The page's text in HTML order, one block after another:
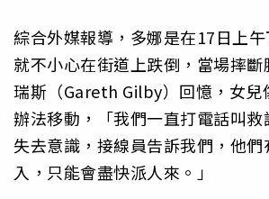
綜合外媒報導，多娜是在17日上
就不小心在街道上跌倒，當場摔
瑞斯（Gareth Gilby）回憶，女兒
辦法移動，「我們一直打電話叫
失去意識，接線員告訴我們，他們
入，只能會盡快派人來。」